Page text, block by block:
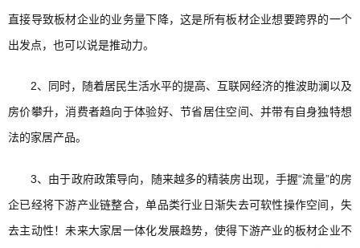
直接导致板材企业的业务量下降，这是所有板材企业想要跨界的一个
出发点，也可以说是推动力。
2、同时，随着居民生活水平的提高、互联网经济的推波助澜以及
房价攀升，消费者趋向于体验好、节省居住空间、并带有自身独特想
法的家居产品。
3、由于政府政策导向，随来越多的精装房出现，手握“流量”的房
企已经将下游产业链整合，单品类行业日渐失去可软性操作空间，失
去主动性！未来大家居一体化发展趋势，使得下游产业的板材企业不